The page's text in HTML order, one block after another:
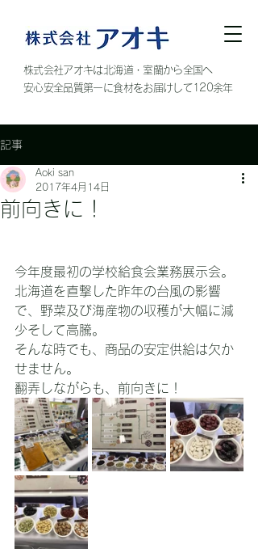
株式会社アオキは北海道・室蘭から全国へ
安心安全品質第一に食材をお届けして120余年
記事
前向きに！
Aoki san
2017年4月14日
今年度最初の学校給食会業務展示会。
北海道を直撃した昨年の台風の影響
で、野菜及び海産物の収穫が大幅に減
少そして高騰。
そんな時でも、商品の安定供給は欠か
せません。
翻弄しながらも、前向きに！